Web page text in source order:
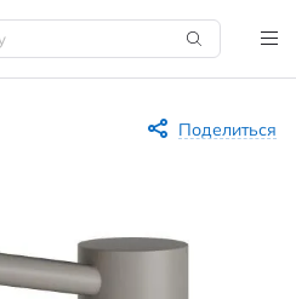
Поделиться